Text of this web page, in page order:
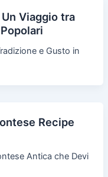
Viaggio tra
e Gusto in
Recipe
Antica che Devi